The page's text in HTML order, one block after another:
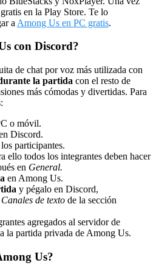
en la Play Store. Te lo
a Among Us en PC gratis.
con Discord?
de chat por voz más utilizada con
la partida con el resto de
más cómodas y divertidas. Para
o móvil.
Discord.
participantes.
ello todos los integrantes deben hacer
en General.
en Among Us.
y pégalo en Discord,
Canales de texto de la sección
agregados al servidor de
la partida privada de Among Us.
Us?